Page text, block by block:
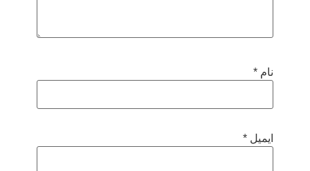
نام *
ایمیل *